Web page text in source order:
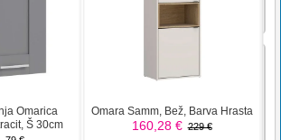
Kopanje kosti dinozavrov
Značilnosti • Več nivojev in dejavnosti •